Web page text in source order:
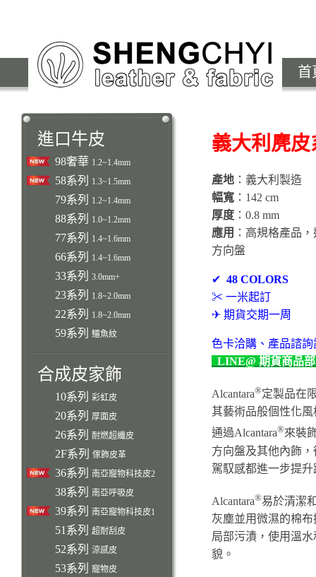
首
進口牛皮
98奢華 1.2~1.4mm
58系列 1.3~1.5mm
79系列 1.2~1.4mm
88系列 1.0~1.2mm
77系列 1.4~1.6mm
66系列 1.4~1.6mm
33系列 3.0mm+
23系列 1.8~2.0mm
22系列 1.8~2.0mm
59系列 鱷魚紋
合成皮家飾
10系列 彩虹皮
20系列 厚面皮
26系列 耐燃超纖皮
2F系列 傢飾皮革
36系列 南亞寵物科技皮2
38系列 南亞呼吸皮
39系列 南亞寵物科技皮1
51系列 超耐刮皮
52系列 涼感皮
53系列 寵物皮
義大利麂皮
產地 ：義大利製造
幅寬 ：142 cm
厚度 ：0.8 mm
應用 ：高規格產品
方向盤
✔ 48 COLORS
✂ 一米起訂
✈ 期貨交期一周
色卡洽購、產品諮
LINE@ 期貨商品
Alcantara®定製品在
其藝術品般個性化
通過Alcantara®來裝
方向盤及其他內飾
駕馭感都進一步提
Alcantara®易於清潔
灰塵並用微濕的棉
局部污漬，使用溫
貌。